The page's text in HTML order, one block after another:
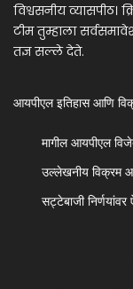
विश्वसनीय व्यासपीठ।
टीम तुम्हाला
तज्ञ सल्ले देते.
आयपीएल इतिहास आणि
मागील आयपीएल
उल्लेखनीय विक्रम
सट्टेबाजी निर्णयांवर